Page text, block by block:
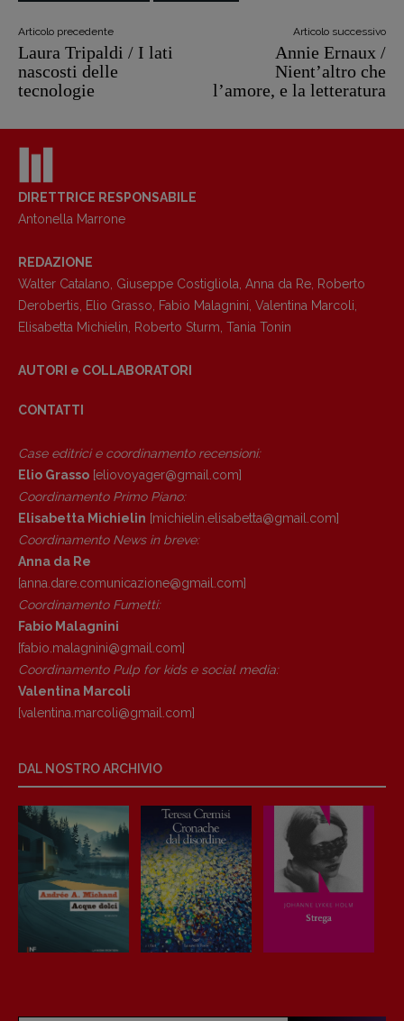
Copyright © 2018 – 2023 Pulp Magazine –
Associazione Pulp Magazine – registrazione
97943720157 – Privacy
Articolo precedente
Laura Tripaldi / I lati
nascosti delle
tecnologie
Articolo successivo
Annie Ernaux /
Nient’altro che
l’amore, e la letteratura
DIRETTRICE RESPONSABILE
Antonella Marrone
REDAZIONE
Walter Catalano Giuseppe Costigliola Anna da Re Roberto
Derobertis
Elio Grasso Fabio Malagnini Valentina Marcoli
Elisabetta Michielin
Roberto Sturm Tania Tonin
AUTORI e COLLABORATORI
CONTATTI
Case editrici e coordinamento recensioni:
Elio Grasso [eliovoyager@gmail.com]
Coordinamento Primo Piano:
Elisabetta Michielin [michielin.elisabetta@gmail.com]
Coordinamento News in breve:
Anna da Re
[anna.dare.comunicazione@gmail. com]
Coordinamento Fumetti:
Fabio Malagnini
[fabio.malagnini@gmail. com]
Coordinamento Pulp for kids e social media:
Valentina Marcoli
[valentina.marcoli@gmail. com]
DAL NOSTRO ARCHIVIO